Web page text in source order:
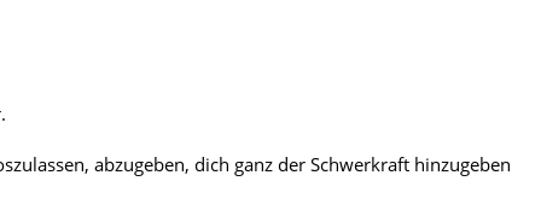
abzugeben, dich ganz der Schwerkraft hinzugeben